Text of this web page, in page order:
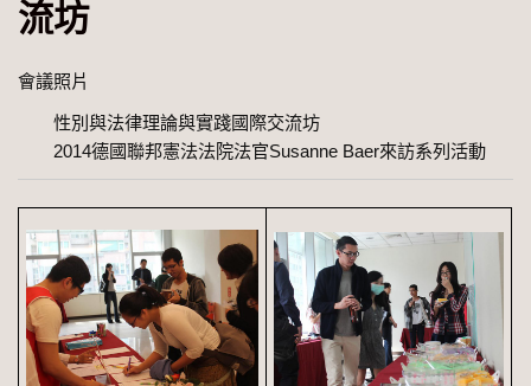
流坊
會議照片
性別與法律理論與實踐國際交流坊
2014德國聯邦憲法法院法官Susanne Baer來訪系列活動